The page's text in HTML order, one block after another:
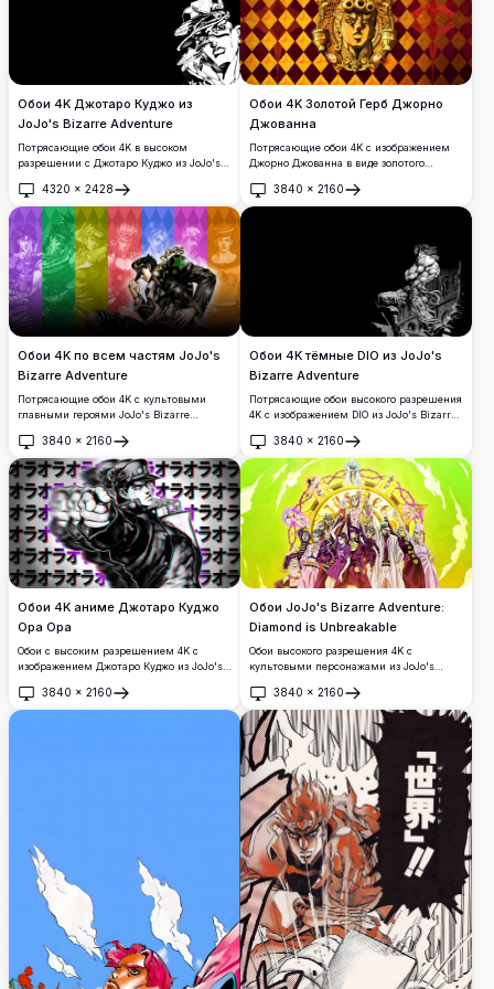
Обои 4K Джотаро Куджо из
JoJo's Bizarre Adventure
Потрясающие обои 4K в высоком
разрешении с Джотаро Куджо из JoJo's
чёрно-белой манги. Идеально подходят
для настольных компьютеров и
широкоформатных дисплеев.
4320 × 2428
Открыть
Обои 4K Золотой Герб Джорно
Джованна
Потрясающие обои 4K с изображением
Джорно Джованна в виде золотого
приключений ДжоДжо: Золотой ветер».
На фоне роскошного узора из красных и
3840 × 2160
Открыть
Обои 4K по всем частям JoJo's
Bizarre Adventure
Потрясающие обои 4K с культовыми
главными героями JoJo's Bizarre
Джотаро Куджо, окружённый яркими
цветными панелями,
символизирующими каждое поколение
ДжоДжо, выполненными в стиле
высококачественного аниме-арта.
3840 × 2160
Открыть
Обои 4K тёмные DIO из JoJo's
Bizarre Adventure
Потрясающие обои высокого разрешения
4K с изображением DIO из JoJo's Bizarre
Мускулистая фигура сидит на вершине
готической архитектуры на фоне
драматичного чёрного фона,
выполненная в поразительных
монохромных деталях.
3840 × 2160
Открыть
Обои 4K аниме Джотаро Куджо
Ора Ора
Обои с высоким разрешением 4K с
изображением Джотаро Куджо из JoJo's
удара с эффектами глитча и
повторяющимся текстом катаканы 'オラ
3840 × 2160
Открыть
Обои JoJo's Bizarre Adventure:
Diamond is Unbreakable
Обои высокого разрешения 4K с
культовыми персонажами из JoJo's
Unbreakable. Персонажи в фиолетовой
форме уверенно стоят на фоне яркого
зелёного фона с золотой эмблемой
Справедливости.
3840 × 2160
Открыть